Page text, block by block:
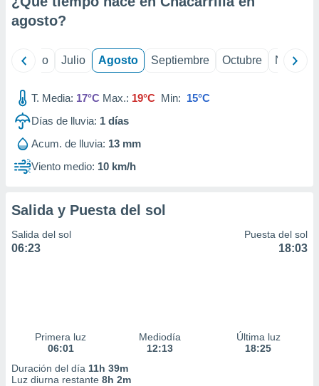
e
publicidad
publicidad
de
agosto?
Junio Julio Agosto Septiembre Octubre
T. Media: 17°C Max.: 19°C Min: 15°C
Días de lluvia: 1 días
Acum. de lluvia: 13 mm
Viento medio: 10 km/h
Salida y Puesta del sol
Salida del sol
06:23
Puesta del sol
18:03
Primera luz
06:01
Mediodía
12:13
Última luz
18:25
Duración del día 11h 39m
Luz diurna restante 8h 2m